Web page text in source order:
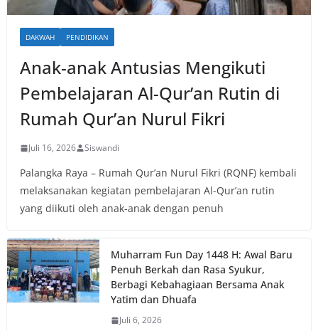
DAKWAH PENDIDIKAN
Anak-anak Antusias Mengikuti
Pembelajaran Al-Qur’an Rutin di
Rumah Qur’an Nurul Fikri
Juli 16, 2026 Siswandi
Palangka Raya – Rumah Qur’an Nurul Fikri (RQNF) kembali
melaksanakan kegiatan pembelajaran Al-Qur’an rutin
yang diikuti oleh anak-anak dengan penuh
Muharram Fun Day 1448 H: Awal Baru
Penuh Berkah dan Rasa Syukur,
Berbagi Kebahagiaan Bersama Anak
Yatim dan Dhuafa
Juli 6, 2026